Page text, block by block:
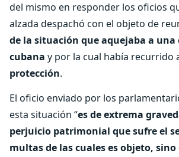
del mismo en responder los oficios
alzada despachó con el objeto de
de la situación que aquejaba a una
cubana y por la cual había recurrido
protección.
El oficio enviado por los
esta situación “es de extrema
perjuicio patrimonial que sufre el
multas de las cuales es objeto,